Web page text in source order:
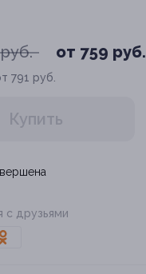
руб. от 759 руб.
791 руб.
Купить
с друзьями